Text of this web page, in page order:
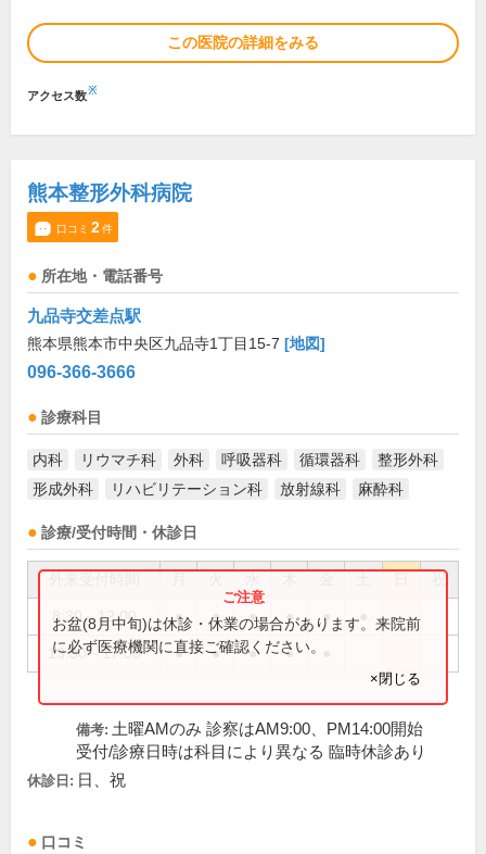
この医院の詳細をみる
アクセス数※
熊本整形外科病院
口コミ 2件
所在地・電話番号
九品寺交差点駅
熊本県熊本市中央区九品寺1丁目15-7 [地図]
096-366-3666
診療科目
内科 リウマチ科 外科 呼吸器科 循環器科
整形外科
形成外科
リハビリテーション科 放射線科 麻酔科
診療/受付時間・休診日
祝
8:30～12:00 ● ● ● ● ●
13:30～17:00 ● ● ● ●
お盆(8月中旬)は休診・休業の場合があります。来院前
に必ず医療機関に直接ご確認ください。
×閉じる
備考: 土曜AMのみ 診察はAM9:00、PM14:00開始
受付/診療日時は科目により異なる 臨時休診あり
休診日: 日、祝
口コミ